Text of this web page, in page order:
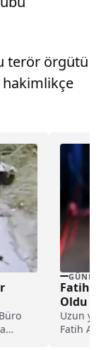
terör örgütü
hakimlikçe
Fatih
Oldu
Uzun
Fatih